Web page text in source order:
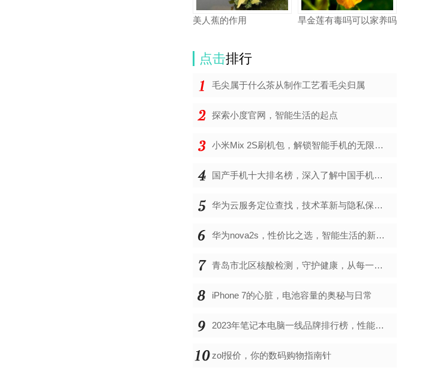
美人蕉的作用 旱金莲有毒吗可以家养吗
点击排行
毛尖属于什么茶从制作工艺看毛尖归属
探索小度官网，智能生活的起点
小米Mix 2S刷机包，解锁智能手机的无限可能
国产手机十大排名榜，深入了解中国手机市场的佼佼者
华为云服务定位查找，技术革新与隐私保护的双重奏
华为nova2s，性价比之选，智能生活的新伙伴
青岛市北区核酸检测，守护健康，从每一次检测开始
iPhone 7的心脏，电池容量的奥秘与日常
2023年笔记本电脑一线品牌排行榜，性能、创新与用户满意度的综合考量
zol报价，你的数码购物指南针